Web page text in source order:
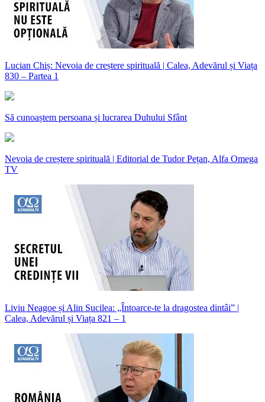
Lucian Chiș: Nevoia de creștere spirituală | Calea, Adevărul și Viața
830 – Partea 1
Să cunoaștem persoana și lucrarea Duhului Sfânt
Nevoia de creștere spirituală | Editorial de Tudor Pețan, Alfa Omega
TV
Liviu Neagoe și Alin Sucilea: „Întoarce-te la dragostea dintâi” |
Calea, Adevărul și Viața 821 – 1